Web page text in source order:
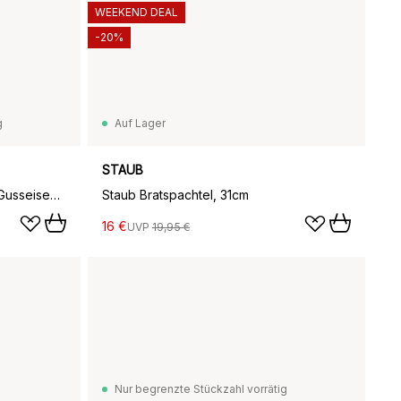
Staub La Cocotte ovaler Topf Gusseisen 6,7 L., Basilikumgrün
Auf Lager
STAUB
Staub Bratspachtel, 31cm
16 €UVP 19,95 €
WEEKEND DEAL
-20%
Nur begrenzte Stückzahl vorrätig